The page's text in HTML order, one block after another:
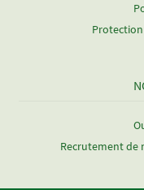
Recrutement de